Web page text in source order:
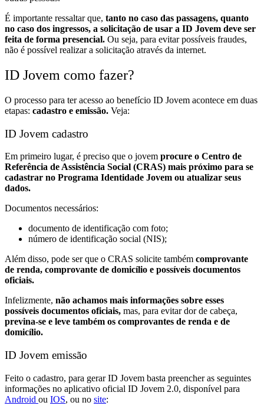
É importante ressaltar que, tanto no caso das passagens, quanto
no caso dos ingressos, a solicitação de usar a ID Jovem deve ser
feita de forma presencial. Ou seja, para evitar possíveis fraudes,
não é possível realizar a solicitação através da internet.
ID Jovem como fazer?
O processo para ter acesso ao benefício ID Jovem acontece em duas
etapas: cadastro e emissão. Veja:
ID Jovem cadastro
Em primeiro lugar, é preciso que o jovem procure o Centro de
Referência de Assistência Social (CRAS) mais próximo para se
cadastrar no Programa Identidade Jovem ou atualizar seus
dados.
Documentos necessários:
documento de identificação com foto;
número de identificação social (NIS);
Além disso, pode ser que o CRAS solicite também comprovante
de renda, comprovante de domicílio e possíveis documentos
oficiais.
Infelizmente, não achamos mais informações sobre esses
possíveis documentos oficiais, mas, para evitar dor de cabeça,
previna-se e leve também os comprovantes de renda e de
domicílio.
ID Jovem emissão
Feito o cadastro, para gerar ID Jovem basta preencher as seguintes
informações no aplicativo oficial ID Jovem 2.0, disponível para
Android ou IOS, ou no site: